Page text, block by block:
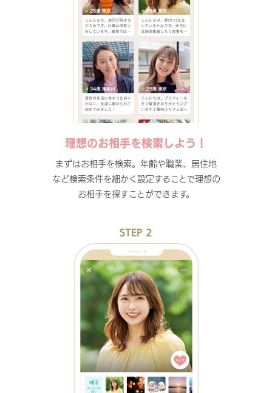
理想のお相手を検索しよう！
まずはお相手を検索。年齢や職業、居住地
など検索条件を細かく設定することで理想の
お相手を探すことができます。
STEP 2